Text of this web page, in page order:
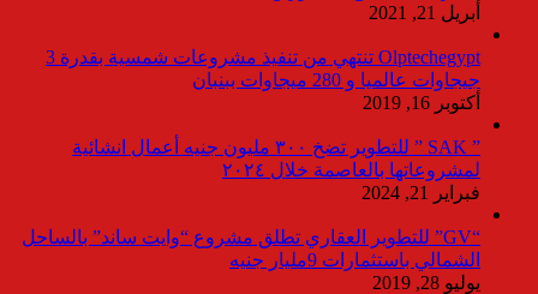
أبريل 21, 2021
Olptechegypt تنتهي من تنفيذ مشروعات شمسية بقدرة 3
جيجاوات عالميا و 280 ميجاوات ببنبان
أكتوبر 16, 2019
” SAK ” للتطوير تضخ ٣٠٠ مليون جنيه أعمال انشائية
لمشروعاتها بالعاصمة خلال ٢٠٢٤
فبراير 21, 2024
“GV” للتطوير العقاري تطلق مشروع “وايت ساند” بالساحل
الشمالي باستثمارات 9مليار جنيه
يوليو 28, 2019